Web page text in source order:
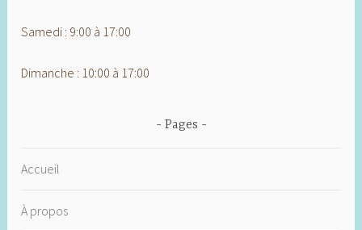
Samedi : 9:00 à 17:00
Dimanche : 10:00 à 17:00
Pages
Accueil
À propos